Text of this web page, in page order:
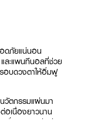
อดภัยแน่นอน
ละแพนทีนอลที่ช่วย
อบดวงตาให้อิ่มฟู
วัตกรรมแผ่นมา
อเนื่องยาวนาน
ลั่งสุขภาพดีอย่าง